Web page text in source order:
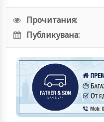
Прочитания:
Публикувана: